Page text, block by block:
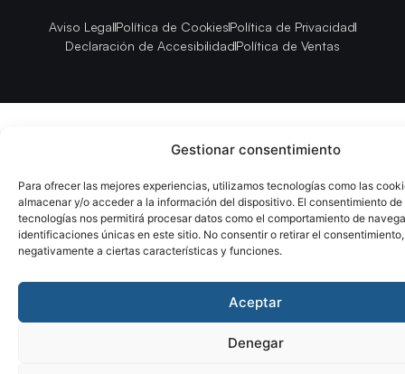
Gestionar consentimiento
Para ofrecer las mejores experiencias, utilizamos tecnologías como las
almacenar y/o acceder a la información del dispositivo. El consentimiento de
tecnologías nos permitirá procesar datos como el comportamiento de
identificaciones únicas en este sitio. No consentir o retirar el
negativamente a ciertas características y funciones.
Aceptar
Denegar
Aviso LegalPolítica de CookiesPolítica de Privacidad
Declaración de AccesibilidadPolítica de Ventas